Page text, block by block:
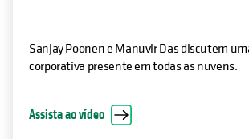
Sanjay Poonen e Manuvir Das discutem
corporativa presente em todas as nuvens.
Assista ao vídeo